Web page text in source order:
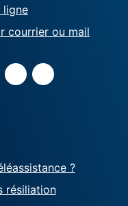
ligne
courrier ou mail
?
résiliation